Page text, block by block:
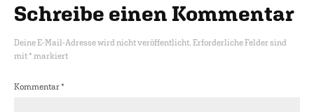
Schreibe einen Kommentar
Deine E-Mail-Adresse wird nicht veröffentlicht. Erforderliche Felder sind
mit* markiert
Kommentar*